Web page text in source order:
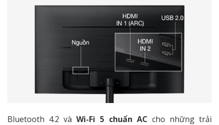
Bluetooth 4.2 vàWi-Fi 5 chuẩn AC cho những trải